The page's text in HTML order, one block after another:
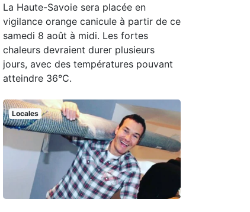
La Haute-Savoie sera placée en
vigilance orange canicule à partir de ce
samedi 8 août à midi. Les fortes
chaleurs devraient durer plusieurs
jours, avec des températures pouvant
atteindre 36°C.
Locales